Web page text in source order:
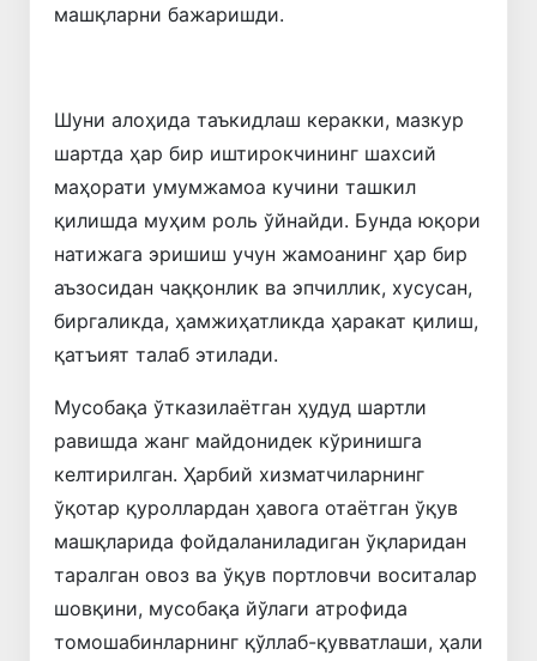
машқларни бажаришди.
Шуни алоҳида таъкидлаш керакки, мазкур
шартда ҳар бир иштирокчининг шахсий
маҳорати умумжамоа кучини ташкил
қилишда муҳим роль ўйнайди. Бунда юқори
натижага эришиш учун жамоанинг ҳар бир
аъзосидан чаққонлик ва эпчиллик, хусусан,
биргаликда, ҳамжиҳатликда ҳаракат қилиш,
қатъият талаб этилади.
Мусобақа ўтказилаётган ҳудуд шартли
равишда жанг майдонидек кўринишга
келтирилган. Ҳарбий хизматчиларнинг
ўқотар қуроллардан ҳавога отаётган ўқув
машқларида фойдаланиладиган ўқларидан
таралган овоз ва ўқув портловчи воситалар
шовқини, мусобақа йўлаги атрофида
томошабинларнинг қўллаб-қувватлаши, ҳали